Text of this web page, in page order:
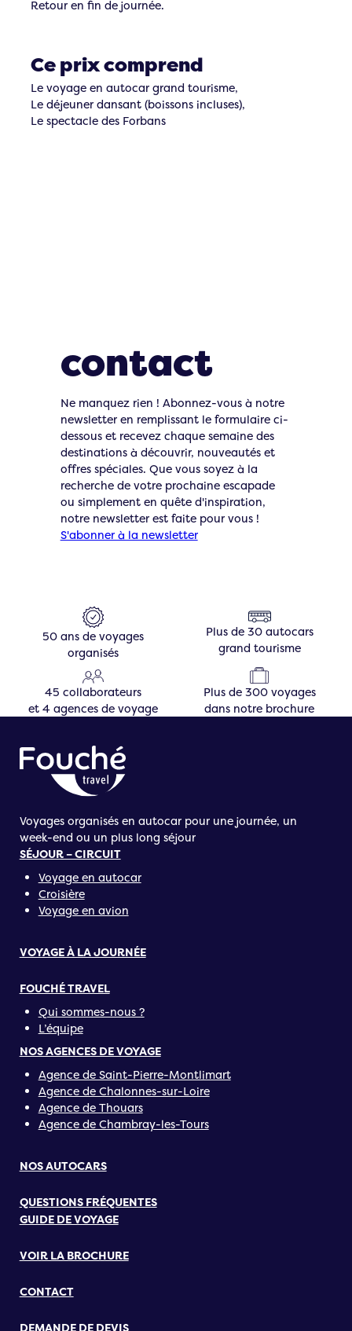
Retour en fin de journée.
Ce prix comprend
Le voyage en autocar grand tourisme,
Le déjeuner dansant (boissons incluses),
Le spectacle des Forbans
contact
Ne manquez rien ! Abonnez-vous à notre
newsletter en remplissant le formulaire ci-
dessous et recevez chaque semaine des
destinations à découvrir, nouveautés et
offres spéciales. Que vous soyez à la
recherche de votre prochaine escapade
ou simplement en quête d'inspiration,
notre newsletter est faite pour vous !
S'abonner à la newsletter
50 ans de voyages
organisés
Plus de 30 autocars
grand tourisme
45 collaborateurs
et 4 agences de voyage
Plus de 300 voyages
dans notre brochure
Voyages organisés en autocar pour une journée, un
week-end ou un plus long séjour
SÉJOUR – CIRCUIT
Voyage en autocar
Croisière
Voyage en avion
VOYAGE À LA JOURNÉE
FOUCHÉ TRAVEL
Qui sommes-nous ?
L’équipe
NOS AGENCES DE VOYAGE
Agence de Saint-Pierre-Montlimart
Agence de Chalonnes-sur-Loire
Agence de Thouars
Agence de Chambray-les-Tours
NOS AUTOCARS
QUESTIONS FRÉQUENTES
GUIDE DE VOYAGE
VOIR LA BROCHURE
CONTACT
DEMANDE DE DEVIS